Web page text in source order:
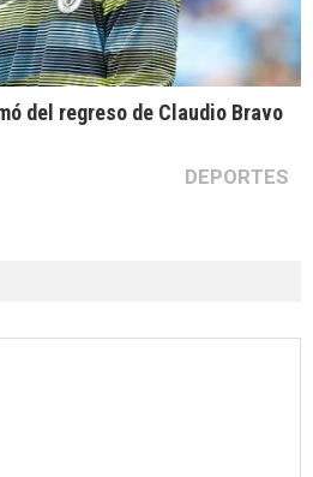
del regreso de Claudio Bravo
DEPORTES